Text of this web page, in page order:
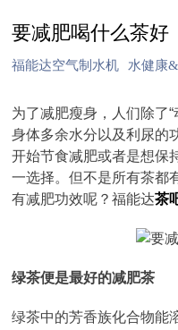
要减肥喝什么茶好
福能达空气制水机 水健康
为了减肥瘦身，人们除了
身体多余水分以及利尿的
开始节食减肥或者是想保
一选择。但不是所有茶都
有减肥功效呢？福能达茶
绿茶便是最好的减肥茶
绿茶中的芳香族化合物能